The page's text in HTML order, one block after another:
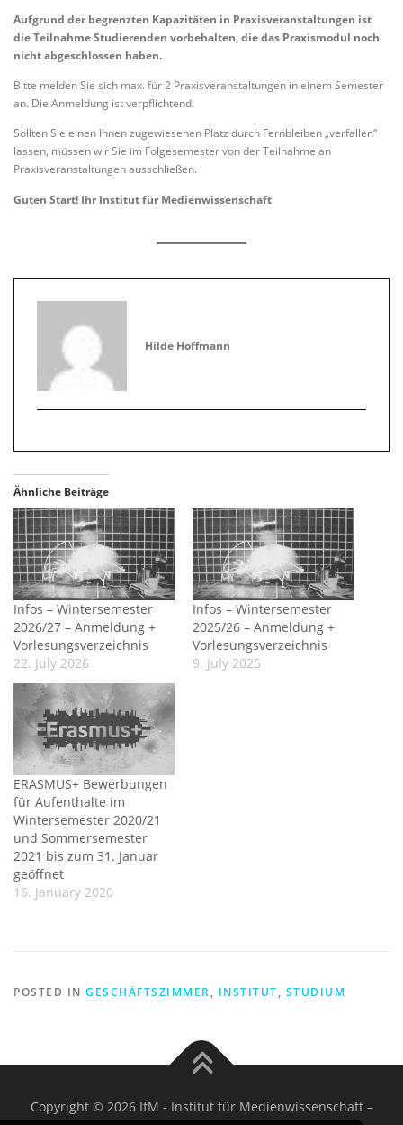
Aufgrund der begrenzten Kapazitäten in Praxisveranstaltungen ist
die Teilnahme Studierenden vorbehalten, die das Praxismodul noch
nicht abgeschlossen haben.
Bitte melden Sie sich max. für 2 Praxisveranstaltungen in einem Semester
an. Die Anmeldung ist verpflichtend.
Sollten Sie einen Ihnen zugewiesenen Platz durch Fernbleiben „verfallen“
lassen, müssen wir Sie im Folgesemester von der Teilnahme an
Praxisveranstaltungen ausschließen.
Guten Start! Ihr Institut für Medienwissenschaft
Hilde Hoffmann
Ähnliche Beiträge
Infos – Wintersemester
2026/27 – Anmeldung +
Vorlesungsverzeichnis
22. July 2026
Infos – Wintersemester
2025/26 – Anmeldung +
Vorlesungsverzeichnis
9. July 2025
ERASMUS+ Bewerbungen
für Aufenthalte im
Wintersemester 2020/21
und Sommersemester
2021 bis zum 31. Januar
geöffnet
16. January 2020
POSTED IN GESCHÄFTSZIMMER, INSTITUT, STUDIUM
Copyright © 2026 IfM - Institut für Medienwissenschaft –